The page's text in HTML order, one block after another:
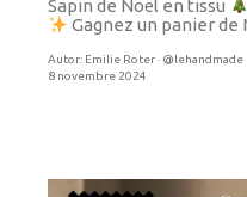
Sapin de Noël en tissu
Gagnez un panier de
Autor: Emilie Roter · @lehandmade
8 novembre 2024